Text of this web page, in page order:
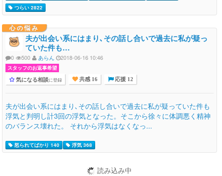
つらい 2822
心の悩み
夫が出会い系にはまり､その話し合いで過去に私が疑っ
ていた件も…
0 500 あらん 2018-06-16 10:46
スタッフのお返事希望
気になる相談に登録 共感 16 応援 12
夫が出会い系にはまり､その話し合いで過去に私が疑っていた件も
浮気と判明し計3回の浮気となった。そこから徐々に体調悪く精神
のバランス壊れた。 それから浮気はなくなっ...
怒られてばかり 140 浮気 368
読み込み中